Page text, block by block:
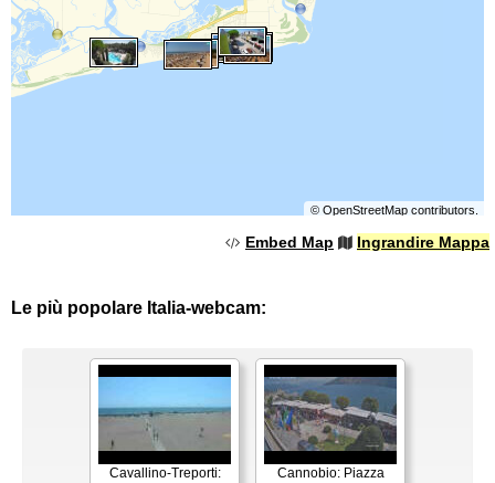
© OpenStreetMapcontributors.
Embed Map Ingrandire Mappa
Le più popolare Italia-webcam:
Cavallino-Treporti:
Cannobio: Piazza